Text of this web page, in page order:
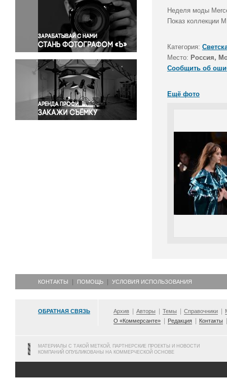
Политика
Правосудие
Происшествия и конфликты
Религия
Светская жизнь
Спорт
Экология
Экономика и бизнес
Неделя моды
Показ коллекции
Категория:
Место: Россия,
Сообщить об
Ещё фото
КОНТАКТЫ ПОМОЩЬ УСЛОВИЯ ИСПОЛЬЗОВАНИЯ
ОБРАТНАЯ СВЯЗЬ Архив Авторы Темы Справочники
О «Коммерсанте»
Редакция Контакты
МАТЕРИАЛЫ С ТАКОЙ МЕТКОЙ, ПАРТНЕРСКИЕ ПРОЕКТЫ И НОВОСТИ
КОМПАНИЙ ОПУБЛИКОВАНЫ НА КОММЕРЧЕСКОЙ ОСНОВЕ